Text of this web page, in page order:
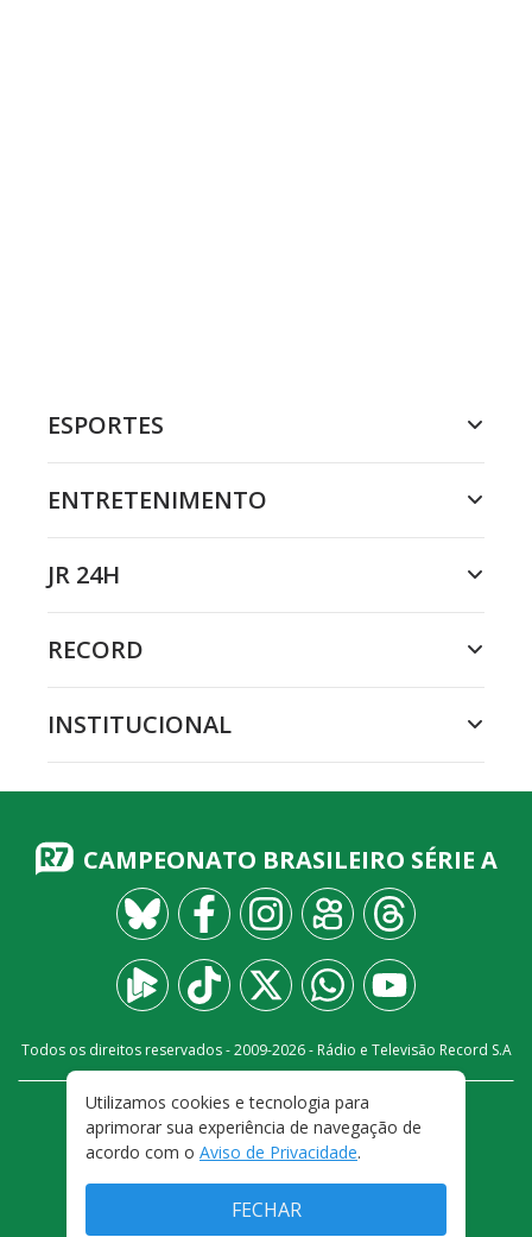
ESPORTES
ENTRETENIMENTO
JR 24H
RECORD
INSTITUCIONAL
CAMPEONATO BRASILEIRO SÉRIE A
Todos os direitos reservados - 2009-2026- Rádio e Televisão Record S.A
FALE CONOSCO
PRIVACIDADE
TERMOS E CONDIÇÕES DE USO
Utilizamos cookies e tecnologia para
aprimorar sua experiência de navegação de
acordo com o Aviso de Privacidade.
FECHAR